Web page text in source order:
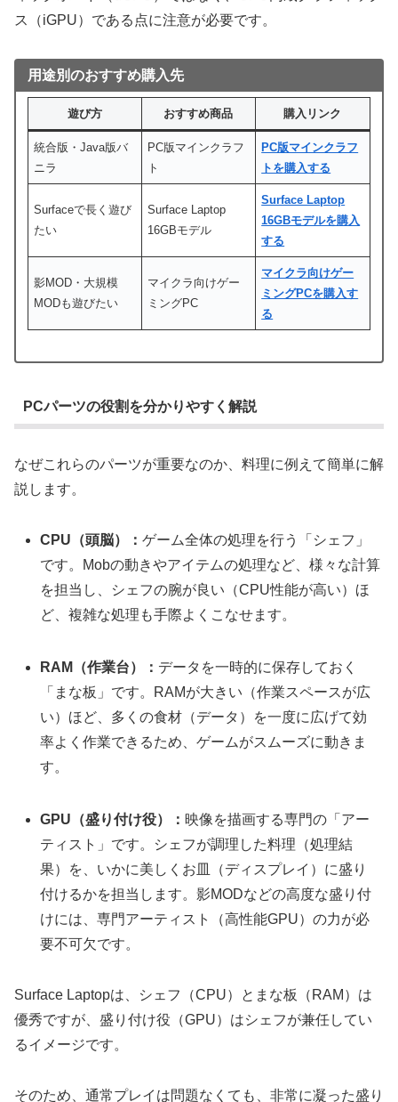
ス（iGPU）である点に注意が必要です。
用途別のおすすめ購入先
遊び方 おすすめ商品 購入リンク
統合版・Java版バ
ニラ
PC版マインクラフ
ト
PC版マインクラフ
トを購入する
Surfaceで長く遊び
たい
Surface Laptop
16GBモデル
Surface Laptop
16GBモデルを購入
する
影MOD・大規模
MODも遊びたい
マイクラ向けゲー
ミングPC
マイクラ向けゲー
ミングPCを購入す
る
PCパーツの役割を分かりやすく解説
なぜこれらのパーツが重要なのか、料理に例えて簡単に解
説します。
CPU（頭脳）：ゲーム全体の処理を行う「シェフ」
です。Mobの動きやアイテムの処理など、様々な計算
を担当し、シェフの腕が良い（CPU性能が高い）ほ
ど、複雑な処理も手際よくこなせます。
RAM（作業台）： データを一時的に保存しておく
「まな板」です。RAMが大きい（作業スペースが広
い）ほど、多くの食材（データ）を一度に広げて効
率よく作業できるため、ゲームがスムーズに動きま
す。
GPU（盛り付け役）： 映像を描画する専門の「アー
ティスト」です。シェフが調理した料理（処理結
果）を、いかに美しくお皿（ディスプレイ）に盛り
付けるかを担当します。影MODなどの高度な盛り付
けには、専門アーティスト（高性能GPU）の力が必
要不可欠です。
Surface Laptopは、シェフ（CPU）とまな板（RAM）は
優秀ですが、盛り付け役（GPU）はシェフが兼任してい
るイメージです。
そのため、通常プレイは問題なくても、非常に凝った盛り